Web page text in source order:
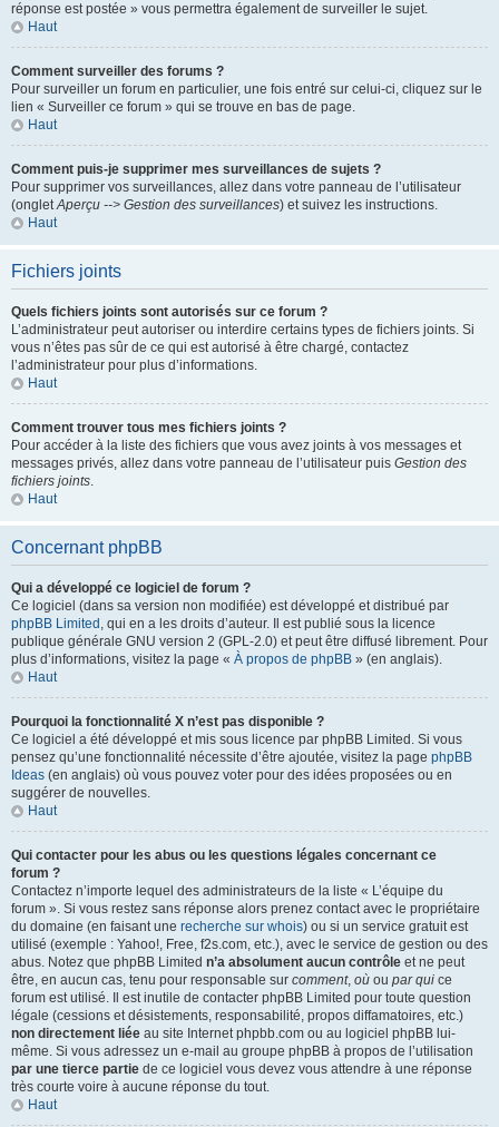
réponse est postée » vous permettra également de surveiller le sujet.
Haut
Comment surveiller des forums ?
Pour surveiller un forum en particulier, une fois entré sur celui-ci, cliquez sur le
lien « Surveiller ce forum » qui se trouve en bas de page.
Haut
Comment puis-je supprimer mes surveillances de sujets ?
Pour supprimer vos surveillances, allez dans votre panneau de l’utilisateur
(ongletAperçu --> Gestion des surveillances) et suivez les instructions.
Haut
Fichiers joints
Quels fichiers joints sont autorisés sur ce forum ?
L’administrateur peut autoriser ou interdire certains types de fichiers joints. Si
vous n’êtes pas sûr de ce qui est autorisé à être chargé, contactez
l’administrateur pour plus d’informations.
Haut
Comment trouver tous mes fichiers joints ?
Pour accéder à la liste des fichiers que vous avez joints à vos messages et
messages privés, allez dans votre panneau de l’utilisateur puis Gestion des
fichiers joints.
Haut
Concernant phpBB
Qui a développé ce logiciel de forum ?
Ce logiciel (dans sa version non modifiée) est développé et distribué par
phpBB Limited , qui en a les droits d’auteur. Il est publié sous la licence
publique générale GNU version 2 (GPL-2.0) et peut être diffusé librement. Pour
plus d’informations, visitez la page « À propos de phpBB » (en anglais).
Haut
Pourquoi la fonctionnalité X n’est pas disponible ?
Ce logiciel a été développé et mis sous licence par phpBB Limited. Si vous
pensez qu’une fonctionnalité nécessite d’être ajoutée, visitez la page phpBB
Ideas (en anglais) où vous pouvez voter pour des idées proposées ou en
suggérer de nouvelles.
Haut
Qui contacter pour les abus ou les questions légales concernant ce
forum ?
Contactez n’importe lequel des administrateurs de la liste « L’équipe du
forum ». Si vous restez sans réponse alors prenez contact avec le propriétaire
du domaine (en faisant une recherche sur whois) ou si un service gratuit est
utilisé (exemple : Yahoo!, Free, f2s.com, etc.), avec le service de gestion ou des
abus. Notez que phpBB Limited n’a absolument aucun contrôle et ne peut
être, en aucun cas, tenu pour responsable sur comment, où ou par qui ce
forum est utilisé. Il est inutile de contacter phpBB Limited pour toute question
légale (cessions et désistements, responsabilité, propos diffamatoires, etc.)
non directement liée au site Internet phpbb.com ou au logiciel phpBB lui-
même. Si vous adressez un e-mail au groupe phpBB à propos de l’utilisation
par une tierce partie de ce logiciel vous devez vous attendre à une réponse
très courte voire à aucune réponse du tout.
Haut